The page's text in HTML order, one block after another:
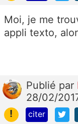
Moi, je me
appli texto,
Publié par
28/02/
!
citer